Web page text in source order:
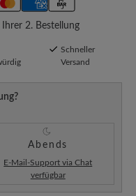
2. Bestellung
Schneller
Versand
Abends
E-Mail-Support via Chat
verfügbar